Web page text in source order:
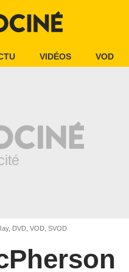
VIDÉOS VOD
DVD, VOD, SVOD